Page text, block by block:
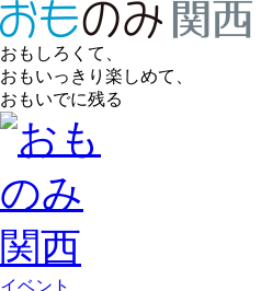
おもしろくて、
おもいっきり楽しめて、
おもいでに残る
イベント